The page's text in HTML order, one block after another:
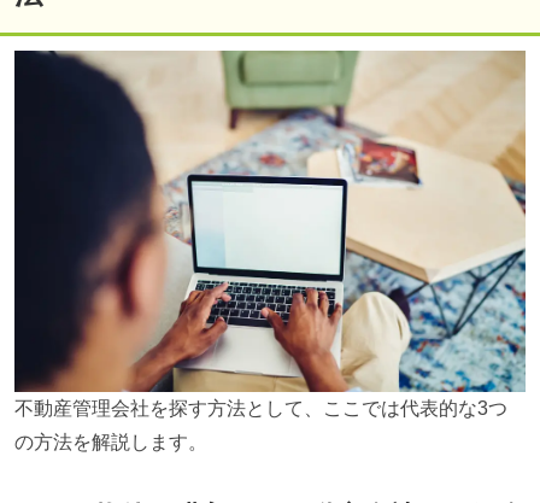
不動産管理会社を探す方法として、ここでは代表的な3つ
の方法を解説します。